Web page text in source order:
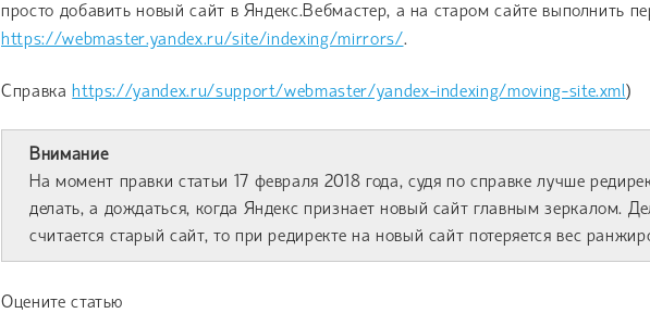
просто добавить новый сайт в Яндекс.Вебмастер, а на старом сайте выполнить
https://webmaster.yandex.ru/site/indexing/mirrors/.
Справка https://yandex.ru/support/webmaster/yandex-indexing/moving-site.xml)
Внимание
На момент правки статьи 17 февраля 2018 года, судя по справке лучше
делать, а дождаться, когда Яндекс признает новый сайт главным зеркалом.
считается старый сайт, то при редиректе на новый сайт потеряется вес
Оцените статью